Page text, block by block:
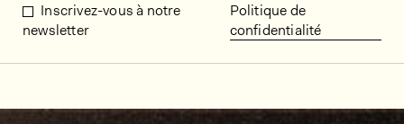
Inscrivez-vous à notre
newsletter
Politique de
confidentialité